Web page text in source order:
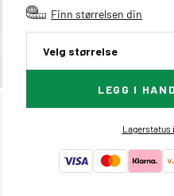
Finn størrelsen din
Velg størrelse
LEGG I
Lagerstatus